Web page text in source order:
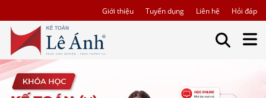
Giới thiệu Tuyển dụng Liên hệ Hỏi đáp